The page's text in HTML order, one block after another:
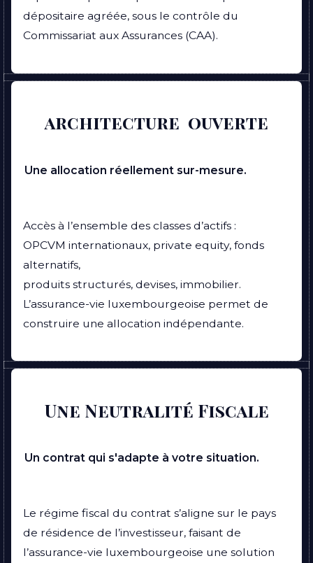
dépositaire agréée, sous le contrôle du
Commissariat aux Assurances (CAA).
architecture ouverte
Une allocation réellement sur-mesure.
Accès à l’ensemble des classes d’actifs :
OPCVM internationaux, private equity, fonds
alternatifs,
produits structurés, devises, immobilier.
L’assurance-vie luxembourgeoise permet de
construire une allocation indépendante.
Une Neutralité Fiscale
Un contrat qui s'adapte à votre situation.
Le régime fiscal du contrat s’aligne sur le pays
de résidence de l’investisseur, faisant de
l’assurance-vie luxembourgeoise une solution